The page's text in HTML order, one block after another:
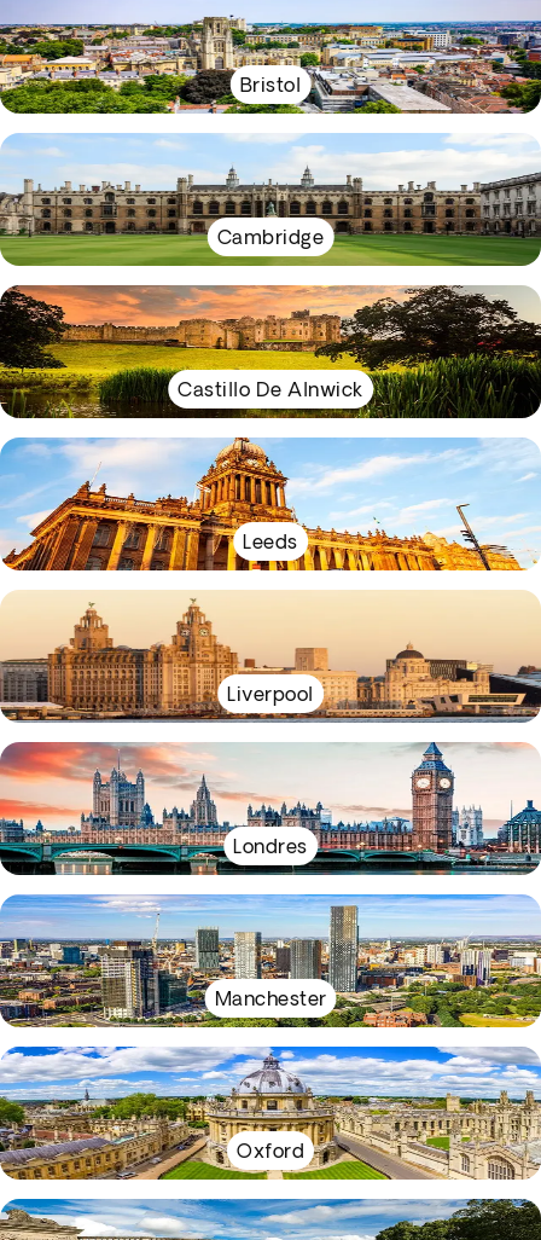
Bristol
Cambridge
Castillo De Alnwick
Leeds
Liverpool
Londres
Manchester
Oxford